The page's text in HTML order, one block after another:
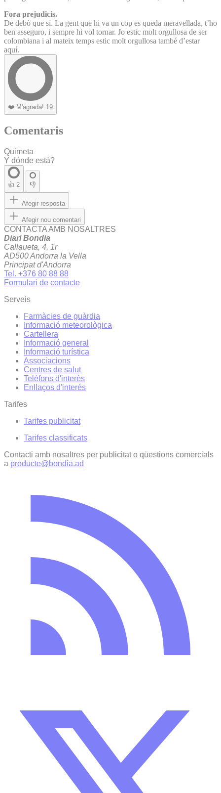
Fora prejudicis.
De debò que sí. La gent que hi va un cop es queda meravellada, t’ho
ben asseguro, i sempre hi vol tornar. Jo estic molt orgullosa de ser
colombiana i al mateix temps estic molt orgullosa també d’estar
aquí.
❤️ M'agrada! 19
Comentaris
Quimeta
Y dónde está?
👍 2 👎
Afegir resposta
Afegir nou comentari
CONTACTA AMB NOSALTRES
Diari Bondia
Callaueta, 4, 1r
AD500 Andorra la Vella
Principat d'Andorra
Tel. +376 80 88 88
Formulari de contacte
Serveis
Farmàcies de guàrdia
Informació meteorològica
Cartellera
Informació general
Informació turística
Associacions
Centres de salut
Telèfons d'interès
Enllaços d'interés
Tarifes
Tarifes publicitat
Tarifes classificats
Contacti amb nosaltres per publicitat o qüestions comercials
a producte@bondia.ad